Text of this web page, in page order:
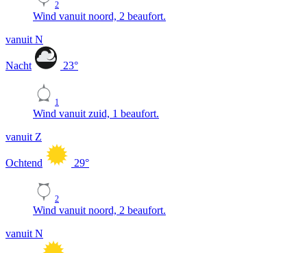
2
Wind vanuit noord, 2 beaufort.
vanuit N
Nacht 23°
1
Wind vanuit zuid, 1 beaufort.
vanuit Z
Ochtend 29°
2
Wind vanuit noord, 2 beaufort.
vanuit N